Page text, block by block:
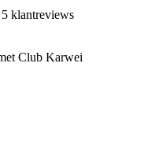
klantreviews
Club Karwei